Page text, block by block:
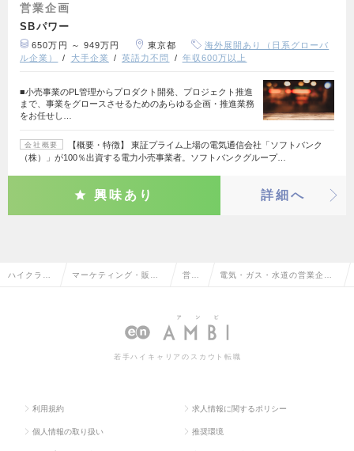
営業企画
SBパワー
650万円 ～ 949万円 東京都
海外展開あり（日系グローバ
ル企業）
大手企業 英語力不問 年収600万以上
■小売事業のPL管理からプロダクト開発、プロジェクト推進
まで、事業をグロースさせるためのあらゆる企画・推進業務
をお任せし…
会社概要
【概要・特徴】 東証プライム上場の電気通信会社「ソフトバンク
（株）」が100％出資する電力小売事業者。ソフトバンクグループ…
興味あり 詳細へ
ハイクラス マーケティング・販促 営業 電気・ガス・水道の営業企画
若手ハイキャリアのスカウト転職
利用規約 求人情報に関するポリシー
個人情報の取り扱い 推奨環境